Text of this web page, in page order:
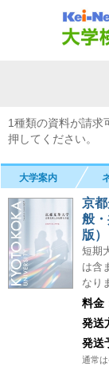
1種類の資料が請求
押してください。
大学案内
京
般
版）
短期
は含
なり
料金
発送
発送
通常